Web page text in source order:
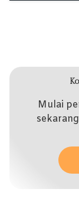
Mulai